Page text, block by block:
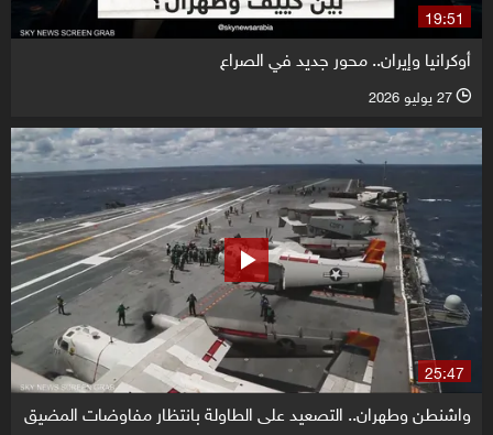
19:51
أوكرانيا وإيران.. محور جديد في الصراع
l 27 يوليو 2026
25:47
واشنطن وطهران.. التصعيد على الطاولة بانتظار مفاوضات المضيق